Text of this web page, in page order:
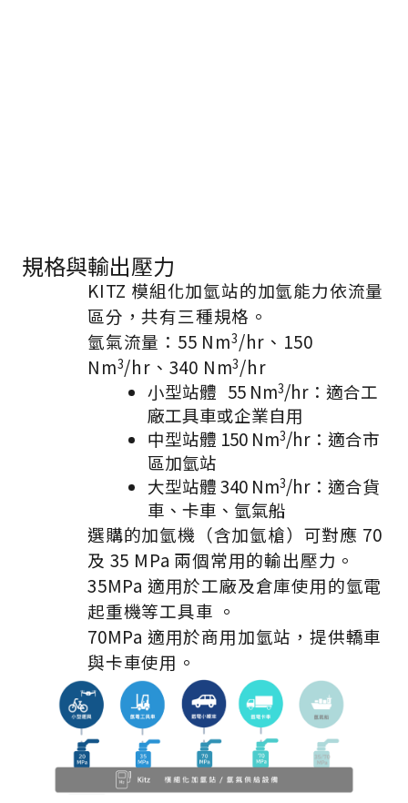
規格與輸出壓力
KITZ 模組化加氫站的加氫能力依流量
區分，共有三種規格。
氫氣流量：55 Nm3/hr、150
Nm3/hr、340 Nm3/hr
小型站體 55 Nm3/hr：適合工
廠工具車或企業自用
中型站體 150 Nm3/hr：適合市
區加氫站
大型站體 340 Nm3/hr：適合貨
車、卡車、氫氣船
選購的加氫機（含加氫槍）可對應 70
及 35 MPa 兩個常用的輸出壓力。
35MPa 適用於工廠及倉庫使用的氫電
起重機等工具車 。
70MPa 適用於商用加氫站，提供轎車
與卡車使用。